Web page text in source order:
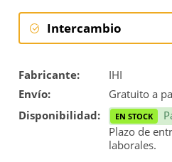
Intercambio
Reconstrucción
Fabricante:
IHI
Envío:
Gratuito a
Disponibilidad: EN STOCK
Plazo de
laborales.